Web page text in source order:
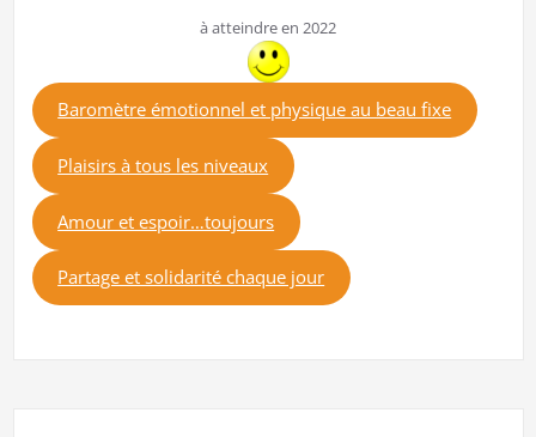
à atteindre en 2022
Baromètre émotionnel et physique au beau fixe
Plaisirs à tous les niveaux
Amour et espoir…toujours
Partage et solidarité chaque jour